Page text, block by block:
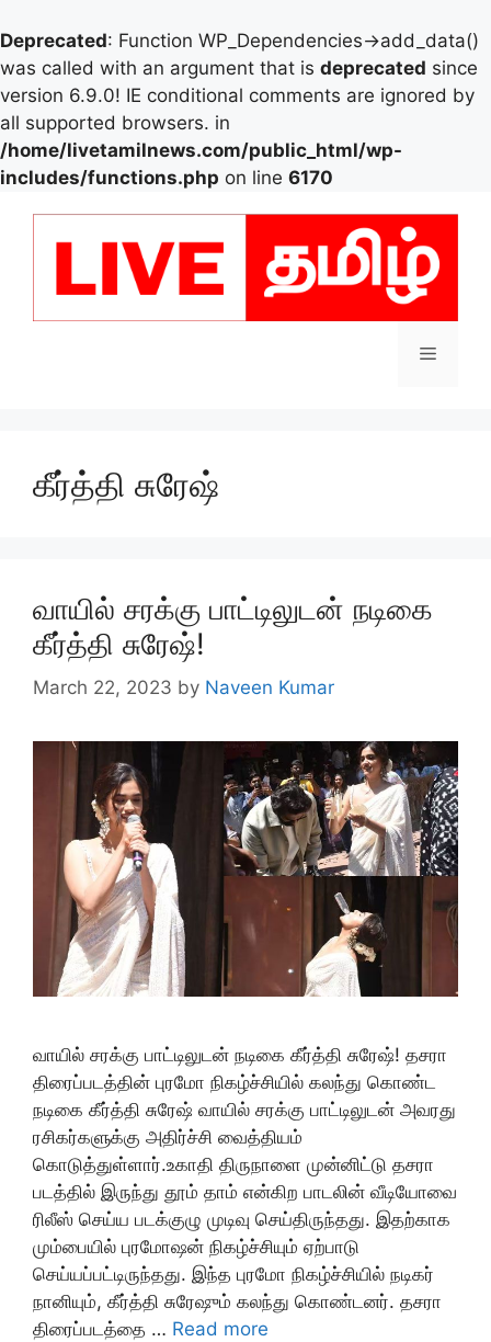
Deprecated: Function WP_Dependencies->add_data()
was called with an argument that is deprecated since
version 6.9.0! IE conditional comments are ignored by
all supported browsers. in
/home/livetamilnews.com/public_html/wp-
includes/functions.php on line 6170
Menu
கீர்த்தி சுரேஷ்
வாயில் சரக்கு பாட்டிலுடன் நடிகை
கீர்த்தி சுரேஷ்!
March 22, 2023 by Naveen Kumar
வாயில் சரக்கு பாட்டிலுடன் நடிகை கீர்த்தி சுரேஷ்! தசரா
திரைப்படத்தின் புரமோ நிகழ்ச்சியில் கலந்து கொண்ட
நடிகை கீர்த்தி சுரேஷ் வாயில் சரக்கு பாட்டிலுடன் அவரது
ரசிகர்களுக்கு அதிர்ச்சி வைத்தியம்
கொடுத்துள்ளார்.உகாதி திருநாளை முன்னிட்டு தசரா
படத்தில் இருந்து தூம் தாம் என்கிற பாடலின் வீடியோவை
ரிலீஸ் செய்ய படக்குழு முடிவு செய்திருந்தது. இதற்காக
மும்பையில் புரமோஷன் நிகழ்ச்சியும் ஏற்பாடு
செய்யப்பட்டிருந்தது. இந்த புரமோ நிகழ்ச்சியில் நடிகர்
நானியும், கீர்த்தி சுரேஷும் கலந்து கொண்டனர். தசரா
திரைப்படத்தை … Read more